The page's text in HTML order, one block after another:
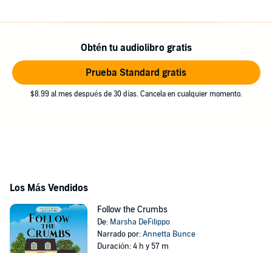
Obtén tu audiolibro gratis
Prueba Standard gratis
$8.99 al mes después de 30 días. Cancela en cualquier momento.
Los Más Vendidos
Follow the Crumbs
De: Marsha DeFilippo
Narrado por:Annetta Bunce
Duración: 4 h y 57 m